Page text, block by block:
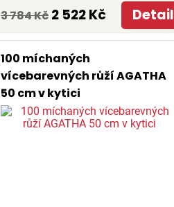
3 784 Kč 2 522 Kč Detail
100 míchaných
vícebarevných růží AGATHA
50 cm v kytici